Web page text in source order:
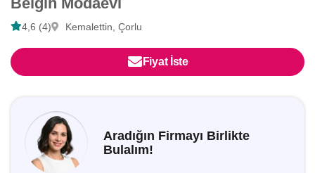
4,6 (4) Kemalettin, Çorlu
Fiyat İste
Aradığın Firmayı Birlikte
Bulalım!